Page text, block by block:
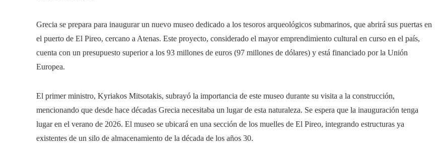
Grecia se prepara para inaugurar un nuevo museo dedicado a los tesoros arqueológicos submarinos, que abrirá sus puertas en
el puerto de El Pireo, cercano a Atenas. Este proyecto, considerado el mayor emprendimiento cultural en curso en el país,
cuenta con un presupuesto superior a los 93 millones de euros (97 millones de dólares) y está financiado por la Unión
Europea.
El primer ministro, Kyriakos Mitsotakis, subrayó la importancia de este museo durante su visita a la construcción,
mencionando que desde hace décadas Grecia necesitaba un lugar de esta naturaleza. Se espera que la inauguración tenga
lugar en el verano de 2026. El museo se ubicará en una sección de los muelles de El Pireo, integrando estructuras ya
existentes de un silo de almacenamiento de la década de los años 30.